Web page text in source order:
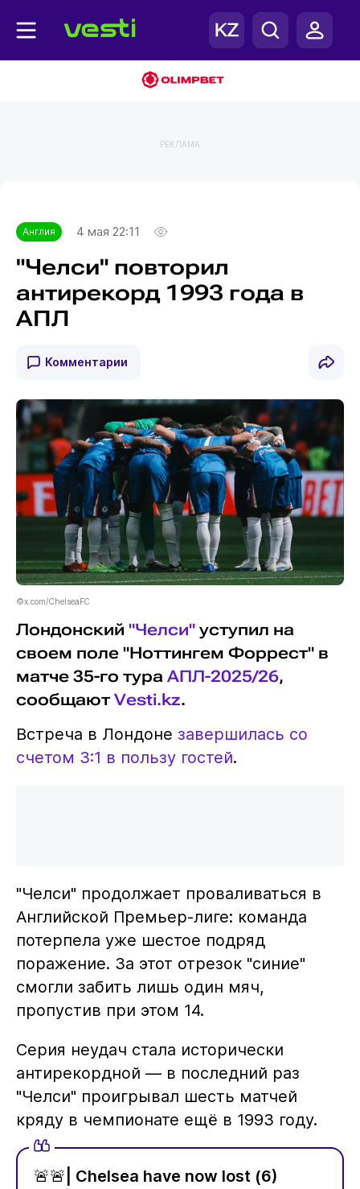
РЕКЛАМА
Англия 4 мая 22:11
"Челси" повторил
антирекорд 1993 года в
АПЛ
Комментарии
©x.com/ChelseaFC
Лондонский "Челси"уступил на
своем поле "Ноттингем Форрест" в
матче 35-го тура АПЛ-2025/26,
сообщают Vesti.kz.
Встреча в Лондоне завершилась со
счетом 3:1 в пользу гостей.
"Челси" продолжает проваливаться в
Английской Премьер-лиге: команда
потерпела уже шестое подряд
поражение. За этот отрезок "синие"
смогли забить лишь один мяч,
пропустив при этом 14.
Серия неудач стала исторически
антирекордной — в последний раз
"Челси" проигрывал шесть матчей
кряду в чемпионате ещё в 1993 году.
🚨🚨| Chelsea have now lost (6)